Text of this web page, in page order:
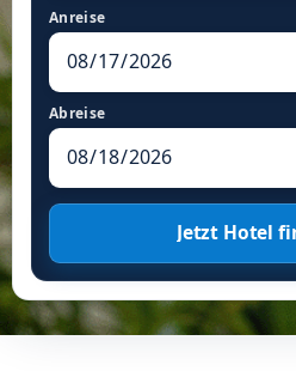
Anreise
Abreise
Jetzt Hotel